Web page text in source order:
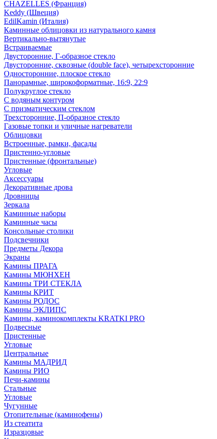
CHAZELLES (Франция)
Keddy (Швеция)
EdilKamin (Италия)
Каминные облицовки из натурального камня
Вертикально-вытянутые
Встраиваемые
Двусторонние, Г-образное стекло
Двусторонние, сквозные (double face), четырехсторонние
Односторонние, плоское стекло
Панорамные, широкоформатные, 16:9, 22:9
Полукруглое стекло
С водяным контуром
С призматическим стеклом
Трехсторонние, П-образное стекло
Газовые топки и уличные нагреватели
Облицовки
Встроенные, рамки, фасады
Пристенно-угловые
Пристенные (фронтальные)
Угловые
Аксессуары
Декоративные дрова
Дровницы
Зеркала
Каминные наборы
Каминные часы
Консольные столики
Подсвечники
Предметы Декора
Экраны
Камины ПРАГА
Камины МЮНХЕН
Камины ТРИ СТЕКЛА
Камины КРИТ
Камины РОДОС
Камины ЭКЛИПС
Камины, каминокомплекты KRATKI PRO
Подвесные
Пристенные
Угловые
Центральные
Камины МАДРИД
Камины РИО
Печи-камины
Стальные
Угловые
Чугунные
Отопительные (каминофены)
Из стеатита
Изразцовые